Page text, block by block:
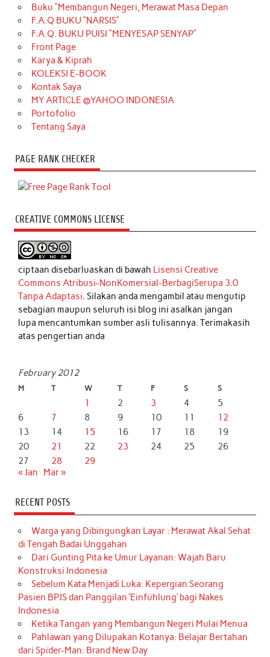
Buku “Membangun Negeri, Merawat Masa Depan
F.A.Q BUKU “NARSIS”
F.A.Q. BUKU PUISI “MENYESAP SENYAP”
Front Page
Karya & Kiprah
KOLEKSI E-BOOK
Kontak Saya
MY ARTICLE @YAHOO INDONESIA
Portofolio
Tentang Saya
PAGE RANK CHECKER
CREATIVE COMMONS LICENSE
ciptaan disebarluaskan di bawah Lisensi Creative
Commons Atribusi-NonKomersial-BerbagiSerupa 3.0
Tanpa Adaptasi. Silakan anda mengambil atau mengutip
sebagian maupun seluruh isi blog ini asalkan jangan
lupa mencantumkan sumber asli tulisannya. Terimakasih
atas pengertian anda
February 2012
M T W T F S S
1 2 3 4
5
6
7 8 9 10 11
12
13
14 15 16 17 18
19
20
21 22 23 24 25
26
27
28
29
« Jan
Mar »
RECENT POSTS
Warga yang Dibingungkan Layar : Merawat Akal Sehat
di Tengah Badai Unggahan
Dari Gunting Pita ke Umur Layanan: Wajah Baru
Konstruksi Indonesia
Sebelum Kata Menjadi Luka: Kepergian Seorang
Pasien BPJS dan Panggilan ‘Einfühlung’ bagi Nakes
Indonesia
Ketika Tangan yang Membangun Negeri Mulai Menua
Pahlawan yang Dilupakan Kotanya: Belajar Bertahan
dari Spider-Man: Brand New Day